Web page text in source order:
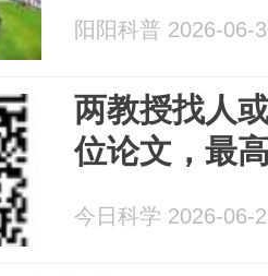
阳阳科普 2026-06-
两教授找人
位论文，最
今日科学 2026-06-